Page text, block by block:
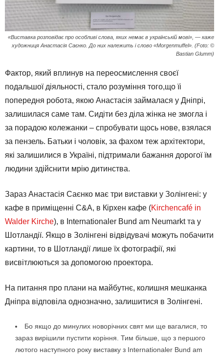
«Виставка розповідає про особливі слова, яких немає в українській мові», — каже
художниця Анастасія Саєнко. До них належить і слово «Morgenmuffel». (Foto: ©
Bastian Glumm)
Фактор, який вплинув на переосмислення своєї
подальшої діяльності, стало розуміння того,що їі
попередня робота, якою Анастасія займалася у Дніпрі,
залишилася саме там. Сидіти без діла жінка не змогла і
за порадою колежанки – спробувати щось нове, взялася
за пензель. Батьки і чоловік, за фахом теж архітектори,
які залишилися в Україні, підтримали бажання дорогої їм
людини здійснити мрію дитинства.
Зараз Анастасія Саєнко має три виставки у Золінгені: у
кафе в приміщенні C&A, в Кірхен кафе (Kirchencafé in
Walder Kirche), в Internationaler Bund am Neumarkt та у
Шотландії. Якщо в Золінгені відвідувачі можуть побачити
картини, то в Шотландії лише їх фотографії, які
висвітлюються за допомогою проектора.
На питання про плани на майбутнє, колишня мешканка
Дніпра відповіла однозначно, залишитися в Золінгені.
Бо якщо до минулих новорічних свят ми ще вагалися, то
зараз вирішили пустити коріння. Тим більше, що з першого
лютого наступного року виставку з Internationaler Bund am